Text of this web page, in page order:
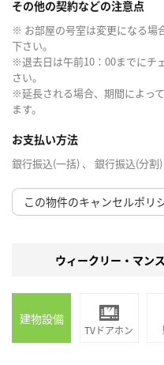
その他の契約などの注意点
※ お部屋の号室は変更になる場
下さい。
※退去日は午前10：00までにチ
さい。
※延長される場合、期間によっ
ます。
お支払い方法
銀行振込(一括) 、 銀行振込(分割)
この物件のキャンセルポリ
ウィークリー・マン
建物設備
TVドアホン